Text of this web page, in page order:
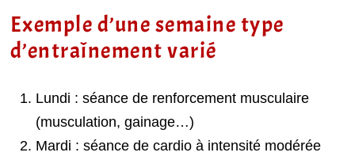
Exemple d’une semaine type
d’entraînement varié
Lundi : séance de renforcement musculaire
(musculation, gainage…)
Mardi : séance de cardio à intensité modérée